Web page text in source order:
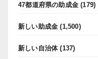
47都道府県の助成金 (179)
新しい助成金 (1,500)
新しい自治体(137)